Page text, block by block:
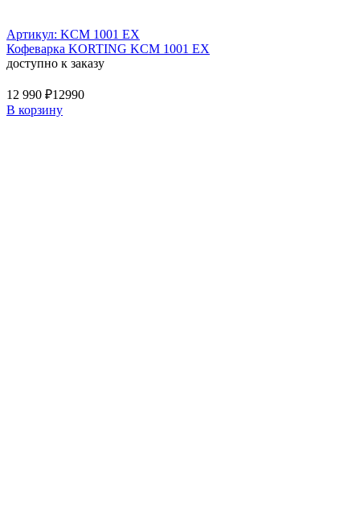
Артикул: KCM 1001 EX
Кофеварка KORTING KCM 1001 EX
доступно к заказу
12 990 ₽12990
В корзину